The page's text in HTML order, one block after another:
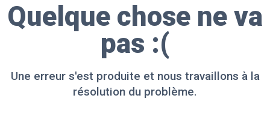
Quelque chose ne va
pas :(
Une erreur s'est produite et nous travaillons à la
résolution du problème.